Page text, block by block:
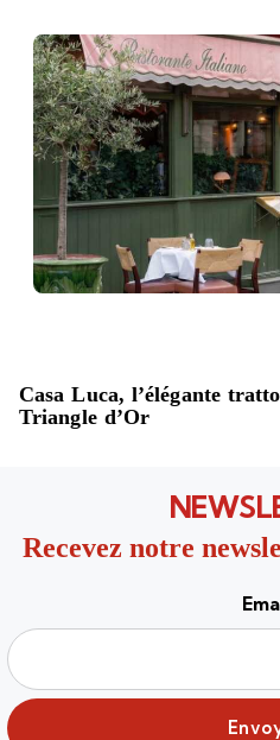
Casa Luca, l’élégante
Triangle d’Or
Recevez notre